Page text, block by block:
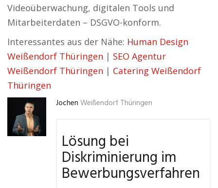
Videoüberwachung, digitalen Tools und
Mitarbeiterdaten – DSGVO-konform.
Interessantes aus der Nähe: Human Design
Weißendorf Thüringen | SEO Agentur
Weißendorf Thüringen | Catering Weißendorf
Thüringen
Jochen Weißendorf Thüringen
Lösung bei
Diskriminierung im
Bewerbungsverfahren